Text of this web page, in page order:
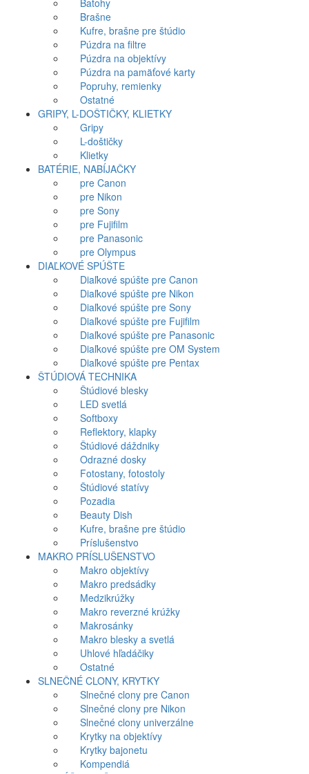
Batohy
Brašne
Kufre, brašne pre štúdio
Púzdra na filtre
Púzdra na objektívy
Púzdra na pamäťové karty
Popruhy, remienky
Ostatné
GRIPY, L-DOŠTIČKY, KLIETKY
Gripy
L-doštičky
Klietky
BATÉRIE, NABÍJAČKY
pre Canon
pre Nikon
pre Sony
pre Fujifilm
pre Panasonic
pre Olympus
DIAĽKOVÉ SPÚŠTE
Diaľkové spúšte pre Canon
Diaľkové spúšte pre Nikon
Diaľkové spúšte pre Sony
Diaľkové spúšte pre Fujifilm
Diaľkové spúšte pre Panasonic
Diaľkové spúšte pre OM System
Diaľkové spúšte pre Pentax
ŠTÚDIOVÁ TECHNIKA
Štúdiové blesky
LED svetlá
Softboxy
Reflektory, klapky
Štúdiové dáždniky
Odrazné dosky
Fotostany, fotostoly
Štúdiové statívy
Pozadia
Beauty Dish
Kufre, brašne pre štúdio
Príslušenstvo
MAKRO PRÍSLUŠENSTVO
Makro objektívy
Makro predsádky
Medzikrúžky
Makro reverzné krúžky
Makrosánky
Makro blesky a svetlá
Uhlové hľadáčiky
Ostatné
SLNEČNÉ CLONY, KRYTKY
Slnečné clony pre Canon
Slnečné clony pre Nikon
Slnečné clony univerzálne
Krytky na objektívy
Krytky bajonetu
Kompendiá